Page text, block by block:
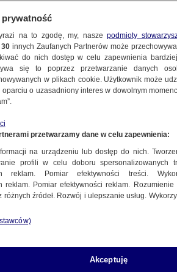
do USA
prywatność
na to zgodę, my, naszepodmioty
30 innych Zaufanych Partnerów może
do nich dostęp w celu zapewnienia
się to poprzez przetwarzanie danych
w plikach cookie. Użytkownik może
o uzasadniony interes w dowolnym
przetwarzamy dane w celu zapewnienia:
na urządzeniu lub dostęp do nich.
profili w celu doboru spersonalizowanych
reklam. Pomiar efektywności treści.
reklam. Pomiar efektywności reklam.
różnych źródeł. Rozwój i ulepszanie usług.
Akceptuję